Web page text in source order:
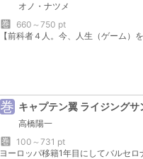
オノ・ナツメ
巻
660～750 pt
巻 キャプテン翼 ライジングサ
高橋陽一
巻
100～731 pt